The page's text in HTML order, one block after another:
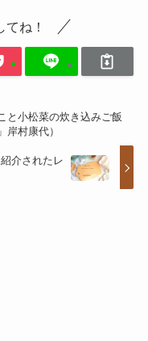
ね！
と小松菜の炊き込みご飯
岸村康代）
介されたレ